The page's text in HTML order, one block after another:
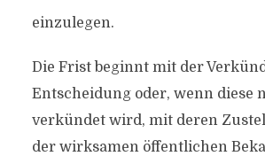
einzulegen.
Die Frist beginnt mit der
Entscheidung oder, wenn diese
verkündet wird, mit deren
der wirksamen öffentlichen